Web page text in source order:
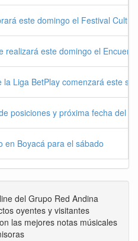
este domingo el Festival
realizará este domingo el
la Liga BetPlay comenzará este
posiciones y próxima fecha del
en Boyacá para el sábado
del Grupo Red Andina
oyentes y visitantes
las mejores notas músicales